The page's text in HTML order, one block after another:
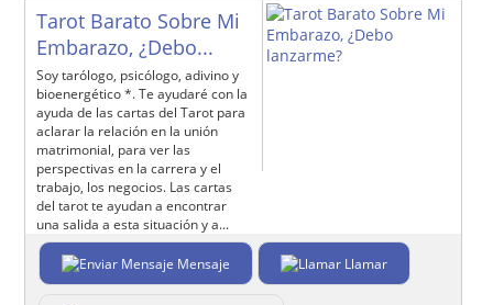
Tarot Barato Sobre Mi
Embarazo, ¿Debo...
Soy tarólogo, psicólogo, adivino y
bioenergético *. Te ayudaré con la
ayuda de las cartas del Tarot para
aclarar la relación en la unión
matrimonial, para ver las
perspectivas en la carrera y el
trabajo, los negocios. Las cartas
del tarot te ayudan a encontrar
una salida a esta situación y a...
Mensaje Llamar